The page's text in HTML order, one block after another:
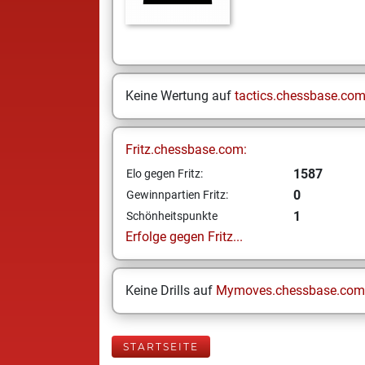
Keine Wertung auf tactics.chessbase.com
Fritz.chessbase.com:
Elo gegen Fritz: 1587
Gewinnpartien Fritz: 0
Schönheitspunkte
1
Erfolge gegen Fritz...
Keine Drills auf Mymoves.chessbase.com
STARTSEITE